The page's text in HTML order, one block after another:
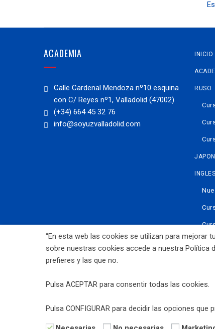
ACADEMIA
Calle Cardenal Mendoza nº10 esquina
con C/ Reyes nº1, Valladolid (47002)
(+34) 664 45 32 76
info@soyuzvalladolid.com
INICIO
RUSO
INGLES
“En esta web las cookies se utilizan para mejorar
sobre nuestras cookies accede a nuestra Política
prefieres y las que no.
Pulsa ACEPTAR para consentir todas las cookies.
Pulsa CONFIGURAR para decidir las opciones que